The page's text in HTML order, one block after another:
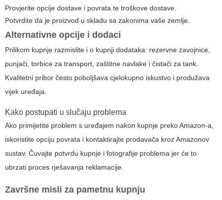
Provjerite opcije dostave i povrata te troškove dostave.
Potvrdite da je proizvod u skladu sa zakonima vaše zemlje.
Alternativne opcije i dodaci
Prilikom kupnje razmislite i o kupnji dodataka: rezervne zavojnice,
punjači, torbice za transport, zaštitne navlake i čistači za tank.
Kvalitetni pribor često poboljšava cjelokupno iskustvo i produžava
vijek uređaja.
Kako postupati u slučaju problema
Ako primijetite problem s uređajem nakon kupnje preko Amazon-a,
iskoristite opciju povrata i kontaktirajte prodavača kroz Amazonov
sustav. Čuvajte potvrdu kupnje i fotografije problema jer će to
ubrzati proces rješavanja reklamacije.
Završne misli za pametnu kupnju